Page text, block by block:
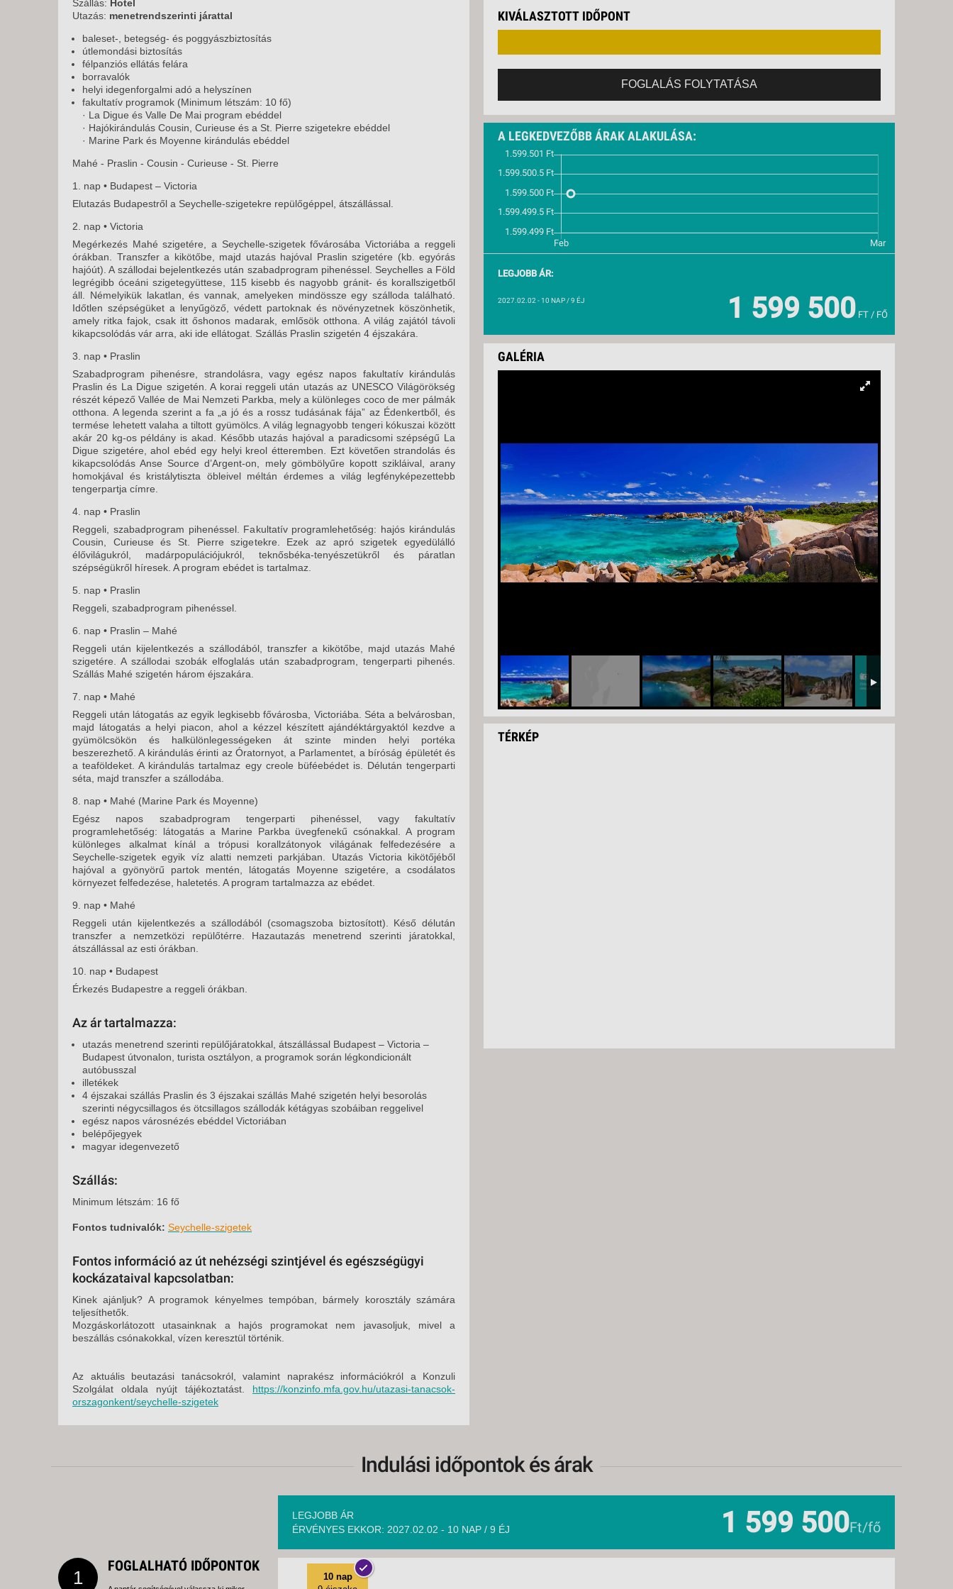
GALÉRIA
A LEGKEDVEZŐBB ÁRAK ALAKULÁSA:
LEGJOBB ÁR:
2027.02.02 - 10 NAP / 9 ÉJ 1 599 500 FT / FŐ
KIVÁLASZTOTT IDŐPONT
FOGLALÁS FOLYTATÁSA
Szállás: Hotel
Utazás: menetrendszerinti járattal
baleset-, betegség- és poggyászbiztosítás
útlemondási biztosítás
félpanziós ellátás felára
borravalók
helyi idegenforgalmi adó a helyszínen
fakultatív programok (Minimum létszám: 10 fő)
· La Digue és Valle De Mai program ebéddel
· Hajókirándulás Cousin, Curieuse és a St. Pierre szigetekre ebéddel
· Marine Park és Moyenne kirándulás ebéddel
Mahé - Praslin - Cousin - Curieuse - St. Pierre
1. nap • Budapest – Victoria
Elutazás Budapestről a Seychelle-szigetekre repülőgéppel, átszállással.
2. nap • Victoria
Megérkezés Mahé szigetére, a Seychelle-szigetek fővárosába Victoriába a reggeli
órákban. Transzfer a kikötőbe, majd utazás hajóval Praslin szigetére (kb. egyórás
hajóút). A szállodai bejelentkezés után szabadprogram pihenéssel. Seychelles a Föld
legrégibb óceáni szigetegyüttese, 115 kisebb és nagyobb gránit- és korallszigetből
áll. Némelyikük lakatlan, és vannak, amelyeken mindössze egy szálloda található.
Időtlen szépségüket a lenyűgöző, védett partoknak és növényzetnek köszönhetik,
amely ritka fajok, csak itt őshonos madarak, emlősök otthona. A világ zajától távoli
kikapcsolódás vár arra, aki ide ellátogat. Szállás Praslin szigetén 4 éjszakára.
3. nap • Praslin
Szabadprogram pihenésre, strandolásra, vagy egész napos fakultatív kirándulás
Praslin és La Digue szigetén. A korai reggeli után utazás az UNESCO Világörökség
részét képező Vallée de Mai Nemzeti Parkba, mely a különleges coco de mer pálmák
otthona. A legenda szerint a fa „a jó és a rossz tudásának fája” az Édenkertből, és
termése lehetett valaha a tiltott gyümölcs. A világ legnagyobb tengeri kókuszai között
akár 20 kg-os példány is akad. Később utazás hajóval a paradicsomi szépségű La
Digue szigetére, ahol ebéd egy helyi kreol étteremben. Ezt követően strandolás és
kikapcsolódás Anse Source d’Argent-on, mely gömbölyűre kopott szikláival, arany
homokjával és kristálytiszta öbleivel méltán érdemes a világ legfényképezettebb
tengerpartja címre.
4. nap • Praslin
Reggeli, szabadprogram pihenéssel. Fakultatív programlehetőség: hajós kirándulás
Cousin, Curieuse és St. Pierre szigetekre. Ezek az apró szigetek egyedülálló
élővilágukról, madárpopulációjukról, teknősbéka-tenyészetükről és páratlan
szépségükről híresek. A program ebédet is tartalmaz.
5. nap • Praslin
Reggeli, szabadprogram pihenéssel.
6. nap • Praslin – Mahé
Reggeli után kijelentkezés a szállodából, transzfer a kikötőbe, majd utazás Mahé
szigetére. A szállodai szobák elfoglalás után szabadprogram, tengerparti pihenés.
Szállás Mahé szigetén három éjszakára.
7. nap • Mahé
Reggeli után látogatás az egyik legkisebb fővárosba, Victoriába. Séta a belvárosban,
majd látogatás a helyi piacon, ahol a kézzel készített ajándéktárgyaktól kezdve a
gyümölcsökön és halkülönlegességeken át szinte minden helyi portéka
beszerezhető. A kirándulás érinti az Óratornyot, a Parlamentet, a bíróság épületét és
a teaföldeket. A kirándulás tartalmaz egy creole büféebédet is. Délután tengerparti
séta, majd transzfer a szállodába.
8. nap • Mahé (Marine Park és Moyenne)
Egész napos szabadprogram tengerparti pihenéssel, vagy fakultatív
programlehetőség: látogatás a Marine Parkba üvegfenekű csónakkal. A program
különleges alkalmat kínál a trópusi korallzátonyok világának felfedezésére a
Seychelle-szigetek egyik víz alatti nemzeti parkjában. Utazás Victoria kikötőjéből
hajóval a gyönyörű partok mentén, látogatás Moyenne szigetére, a csodálatos
környezet felfedezése, haletetés. A program tartalmazza az ebédet.
9. nap • Mahé
Reggeli után kijelentkezés a szállodából (csomagszoba biztosított). Késő délután
transzfer a nemzetközi repülőtérre. Hazautazás menetrend szerinti járatokkal,
átszállással az esti órákban.
10. nap • Budapest
Érkezés Budapestre a reggeli órákban.
Az ár tartalmazza:
utazás menetrend szerinti repülőjáratokkal, átszállással Budapest – Victoria –
Budapest útvonalon, turista osztályon, a programok során légkondicionált
autóbusszal
illetékek
4 éjszakai szállás Praslin és 3 éjszakai szállás Mahé szigetén helyi besorolás
szerinti négycsillagos és ötcsillagos szállodák kétágyas szobáiban reggelivel
egész napos városnézés ebéddel Victoriában
belépőjegyek
magyar idegenvezető
Szállás:
Minimum létszám: 16 fő
Fontos tudnivalók: Seychelle-szigetek
Fontos információ az út nehézségi szintjével és egészségügyi
kockázataival kapcsolatban:
Kinek ajánljuk? A programok kényelmes tempóban, bármely korosztály számára
teljesíthetők.
Mozgáskorlátozott utasainknak a hajós programokat nem javasoljuk, mivel a
beszállás csónakokkal, vízen keresztül történik.
Az aktuális beutazási tanácsokról, valamint naprakész információkról a Konzuli
Szolgálat oldala nyújt tájékoztatást. https://konzinfo.mfa.gov.hu/utazasi-tanacsok-
orszagonkent/seychelle-szigetek
TÉRKÉP
Indulási időpontok és árak
LEGJOBB ÁR
ÉRVÉNYES EKKOR: 2027.02.02 - 10 NAP / 9 ÉJ
1 599 500Ft/fő
1
FOGLALHATÓ IDŐPONTOK
10 nap